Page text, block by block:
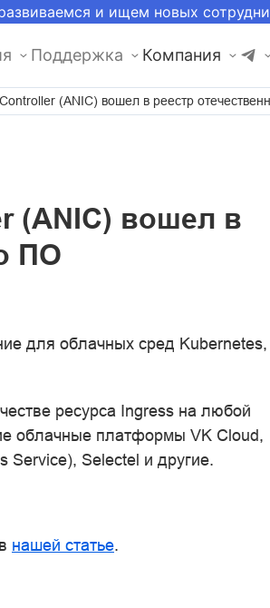
и ищем новых
Поддержка Компания
(ANIC) вошел в реестр
(ANIC) вошел в
ПО
для облачных сред Kubernetes,
ресурса Ingress на любой
облачные платформы VK Cloud,
Service), Selectel и другие.
нашей статье.